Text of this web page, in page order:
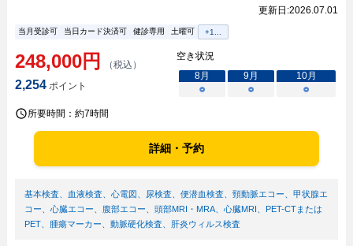
更新日:2026.07.01
当月受診可 当日カード決済可 健診専用 土曜可 +1...
248,000円 （税込）
2,254ポイント
空き状況
8月 9月 10月
○
○ ○
所要時間： 約7時間
詳細・予約
基本検査、 血液検査、 心電図 尿検査、 便潜血検査、 頸動脈エコー
甲状腺エ
コー
心臓エコー 腹部エコー 頭部MRI・MRA、 心臓MRI
PET-CTまたは
PET、 腫瘍マーカー 動脈硬化検査、 肝炎ウィルス検査